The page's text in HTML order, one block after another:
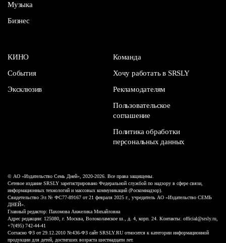
Музыка
Бизнес
КИНО
События
Эксклюзив
Команда
Хочу работать в SRSLY
Рекламодателям
Пользовательское
соглашение
Политика обработки
персональных данных
© АО «Издательство Семь Дней», 2020-2026. Все права защищены.
Сетевое издание SRSLY зарегистрировано Федеральной службой по надзору в сфере связи,
информационных технологий и массовых коммуникаций (Роскомнадзор).
Свидетельство Эл № ФС77-89167 от 21 февраля 2025 г., учредитель АО «Издательство СЕМЬ
ДНЕЙ».
Главный редактор: Пахомова Анжелика Михайловна
Адрес редакции: 125080, г. Москва, Волоколамское ш., д. 4, корп. 24. Контакты: official@srsly.ru,
+7(495) 742-44-41
Согласно ФЗ от 29.12.2010 №436-ФЗ сайт SRSLY.RU относится к категории информационной
продукции для детей, достигших возраста шестнадцати лет.